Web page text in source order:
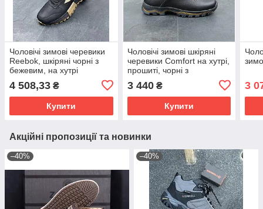
Чоловічі зимові черевики
Reebok, шкіряні чорні з
бежевим, на хутрі
4 508,33 ₴
Купити
Чоловічі зимові шкіряні
черевики Comfort на хутрі,
прошиті, чорні з
3 440₴
Купити
3
Акційні пропозиції та новинки
–40% –40%